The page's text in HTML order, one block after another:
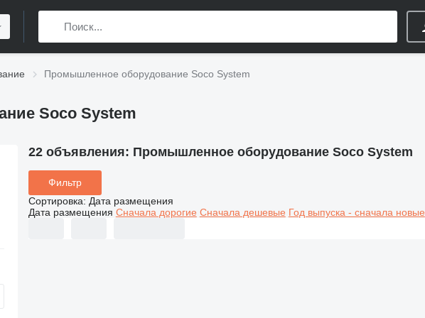
Промышленное оборудование Soco System
Soco System
22 объявления: Промышленное оборудование Soco System
Фильтр
Сортировка: Дата размещения
Дата размещения Сначала дорогие Сначала дешевые Год выпуска - сначала новые